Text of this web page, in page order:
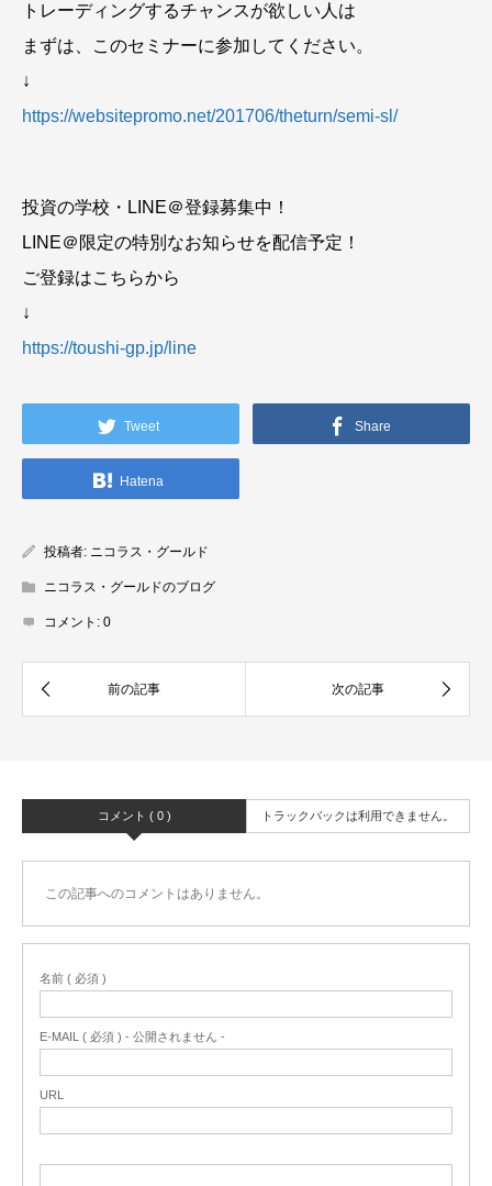
トレーディングするチャンスが欲しい人は
まずは、このセミナーに参加してください。
↓
https://websitepromo.net/201706/theturn/semi-sl/
投資の学校・LINE＠登録募集中！
LINE＠限定の特別なお知らせを配信予定！
ご登録はこちらから
↓
https://toushi-gp.jp/line
Tweet Share
Hatena
投稿者: ニコラス・グールド
ニコラス・グールドのブログ
コメント: 0
コメント ( 0 ) トラックバックは利用できません。
この記事へのコメントはありません。
名前 ( 必須 )
E-MAIL ( 必須 ) - 公開されません -
URL